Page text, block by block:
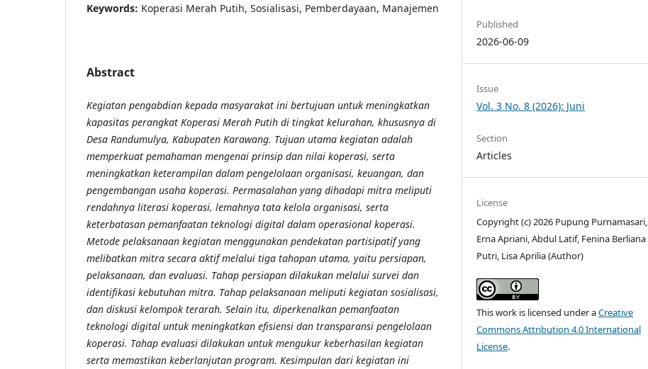
Keywords: Koperasi Merah Putih, Sosialisasi, Pemberdayaan, Manajemen
Abstract
Kegiatan pengabdian kepada masyarakat ini bertujuan untuk meningkatkan
kapasitas perangkat Koperasi Merah Putih di tingkat kelurahan, khususnya di
Desa Randumulya, Kabupaten Karawang. Tujuan utama kegiatan adalah
memperkuat pemahaman mengenai prinsip dan nilai koperasi, serta
meningkatkan keterampilan dalam pengelolaan organisasi, keuangan, dan
pengembangan usaha koperasi. Permasalahan yang dihadapi mitra meliputi
rendahnya literasi koperasi, lemahnya tata kelola organisasi, serta
keterbatasan pemanfaatan teknologi digital dalam operasional koperasi.
Metode pelaksanaan kegiatan menggunakan pendekatan partisipatif yang
melibatkan mitra secara aktif melalui tiga tahapan utama, yaitu persiapan,
pelaksanaan, dan evaluasi. Tahap persiapan dilakukan melalui survei dan
identifikasi kebutuhan mitra. Tahap pelaksanaan meliputi kegiatan sosialisasi,
dan diskusi kelompok terarah. Selain itu, diperkenalkan pemanfaatan
teknologi digital untuk meningkatkan efisiensi dan transparansi pengelolaan
koperasi. Tahap evaluasi dilakukan untuk mengukur keberhasilan kegiatan
serta memastikan keberlanjutan program. Kesimpulan dari kegiatan ini
Published
2026-06-09
Issue
Vol. 3 No. 8 (2026): Juni
Section
Articles
License
Copyright (c) 2026 Pupung Purnamasari,
Erna Apriani, Abdul Latif, Fenina Berliana
Putri, Lisa Aprilia (Author)
This work is licensed under aCreative
Commons Attribution 4.0 International
License.